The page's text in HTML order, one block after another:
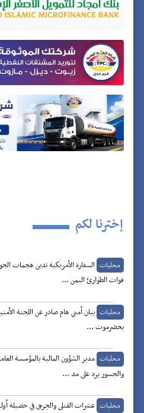
إخترنا لكم
محليات السفارة الأمريكية تدين هجمات
قوات الطوارئ اليمن ...
محليات بيان أمني هام صادر عن اللجنة
بحضرموت ...
محليات مدير الشؤون المالية بالمؤسسة
والجسور يرد على مد ...
محليات عشرات القتلى والجرحى في حصيلة